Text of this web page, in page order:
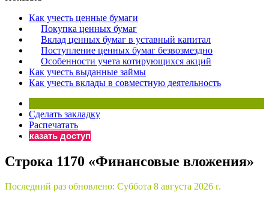
Бератор
«Практическая энциклопедия бухгалтера»
Материалы электронного журнала
«Нормативные акты для бухгалтера»
Материалы электронного журнала
«Практическая бухгалтерия»
Просто заполните форму, и мы вышлем вам на почту
Как учесть ценные бумаги
Покупка ценных бумаг
Вклад ценных бумаг в уставный капитал
Поступление ценных бумаг безвозмездно
Особенности учета котирующихся акций
Как учесть выданные займы
Как учесть вклады в совместную деятельность
Сделать закладку
Распечатать
Заказать доступ
Строка 1170 «Финансовые вложения»
Последний раз обновлено: Суббота 8 августа 2026 г.